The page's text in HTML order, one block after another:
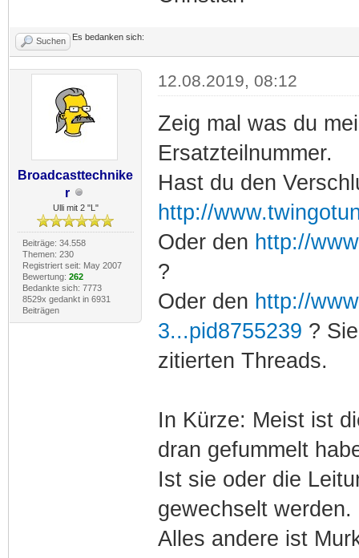
Suchen Es bedanken sich:
Broadcasttechnike
r
Ulli mit 2 "L"
Beiträge: 34.558
Themen: 230
Registriert seit: May 2007
Bewertung: 262
Bedankte sich: 7773
8529x gedankt in 6931
Beiträgen
12.08.2019, 08:12
Zeig mal was du
Ersatzteilnummer.
Hast du den
http://
Oder den http://
?
Oder den http://
3...pid8755239 ?
zitierten Threads.
In Kürze: Meist ist
dran gefummelt
Ist sie oder die
gewechselt werden.
Alles andere ist